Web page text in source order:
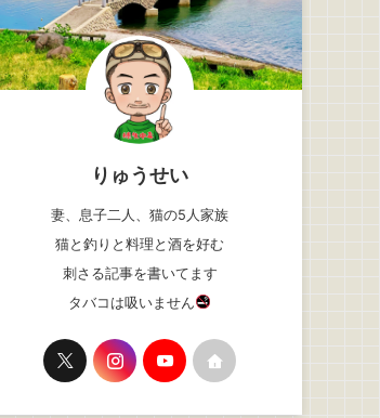
りゅうせい
妻、息子二人、猫の5人家族
猫と釣りと料理と酒を好む
刺さる記事を書いてます
タバコは吸いません